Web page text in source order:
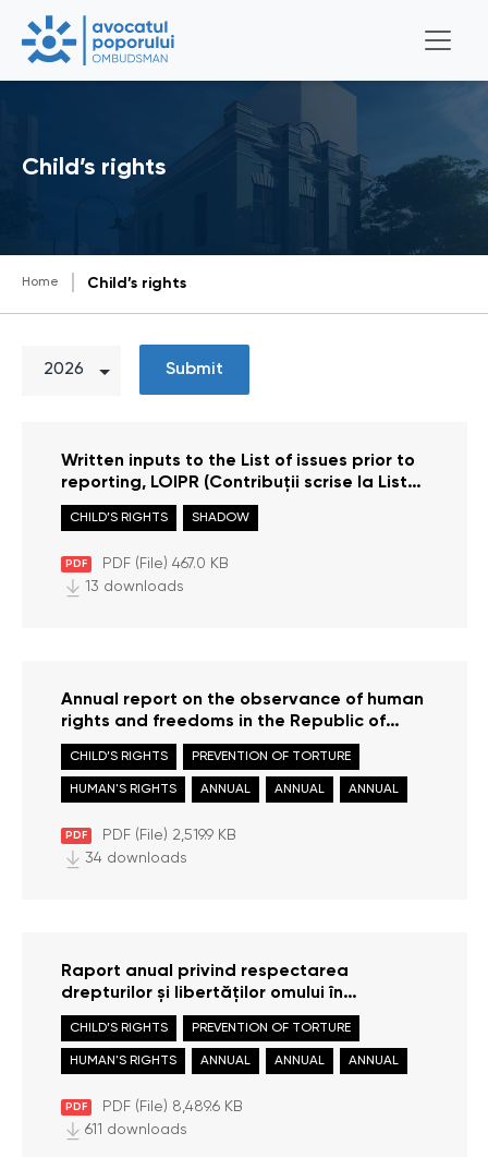
Child’s rights
Home Child’s rights
Submit
Written inputs to the List of issues prior to
reporting, LOIPR (Contribuții scrise la Lista
de probleme înainte de raportare)
PDF PDF (File) 467.0 KB
CHILD’S RIGHTS SHADOW
13 downloads
Annual report on the observance of human
rights and freedoms in the Republic of
Moldova in 2024
PDF PDF (File) 2,519.9 KB
CHILD’S RIGHTS PREVENTION OF TORTURE
HUMAN'S RIGHTS ANNUAL ANNUAL ANNUAL
34 downloads
Raport anual privind respectarea
drepturilor și libertăților omului în
Republica Moldova în anul 2024
PDF PDF (File) 8,489.6 KB
CHILD’S RIGHTS PREVENTION OF TORTURE
HUMAN'S RIGHTS ANNUAL ANNUAL ANNUAL
611 downloads